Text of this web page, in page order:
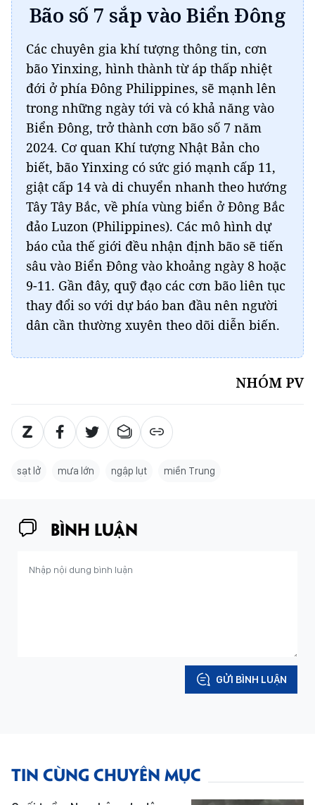
Bão số 7 sắp vào Biển Đông
Các chuyên gia khí tượng thông tin, cơn
bão Yinxing, hình thành từ áp thấp nhiệt
đới ở phía Đông Philippines, sẽ mạnh lên
trong những ngày tới và có khả năng vào
Biển Đông, trở thành cơn bão số 7 năm
2024. Cơ quan Khí tượng Nhật Bản cho
biết, bão Yinxing có sức gió mạnh cấp 11,
giật cấp 14 và di chuyển nhanh theo hướng
Tây Tây Bắc, về phía vùng biển ở Đông Bắc
đảo Luzon (Philippines). Các mô hình dự
báo của thế giới đều nhận định bão sẽ tiến
sâu vào Biển Đông vào khoảng ngày 8 hoặc
9-11. Gần đây, quỹ đạo các cơn bão liên tục
thay đổi so với dự báo ban đầu nên người
dân cần thường xuyên theo dõi diễn biến.
NHÓM PV
sạt lở mưa lớn ngập lụt miền Trung
BÌNH LUẬN
GỬI BÌNH LUẬN
TIN CÙNG CHUYÊN MỤC